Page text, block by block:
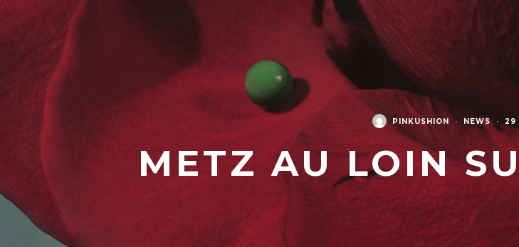
PINKUSHION · NEWS · 29
METZ AU LOIN